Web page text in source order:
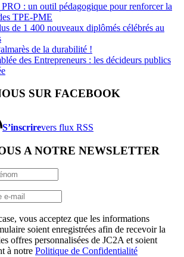
: un outil pédagogique pour renforcer la
TPE-PME
de 1 400 nouveaux diplômés célébrés au
de la durabilité !
des Entrepreneurs : les décideurs publics
SUR FACEBOOK
S’inscrirevers flux RSS
A NOTRE NEWSLETTER
vous acceptez que les informations
soient enregistrées afin de recevoir la
offres personnalisées de JC2A et soient
à notre Politique de Confidentialité